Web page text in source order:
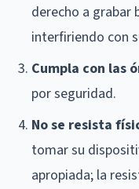
derecho a grabar
interfiriendo con
Cumpla con las
por seguridad.
No se resista
tomar su
apropiada; la